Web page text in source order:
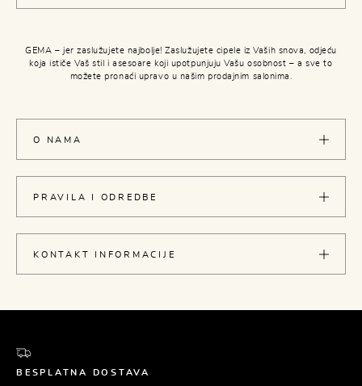
GEMA – jer zaslužujete najbolje! Zaslužujete cipele iz Vaših snova, odjeću
koja ističe Vaš stil i asesoare koji upotpunjuju Vašu osobnost – a sve to
možete pronaći upravo u našim prodajnim salonima.
O NAMA
PRAVILA I ODREDBE
KONTAKT INFORMACIJE
BESPLATNA DOSTAVA